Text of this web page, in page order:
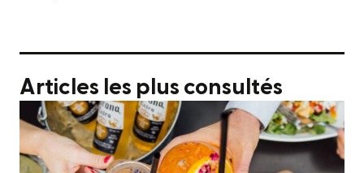
Articles les plus consultés